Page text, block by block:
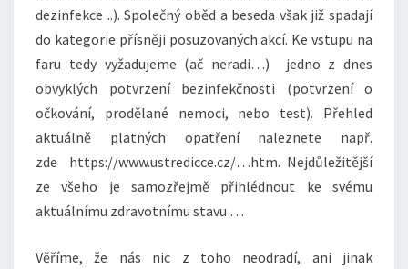
dezinfekce ..). Společný oběd a beseda však již spadají
do kategorie přísněji posuzovaných akcí. Ke vstupu na
faru tedy vyžadujeme (ač neradi…) jedno z dnes
obvyklých potvrzení bezinfekčnosti (potvrzení o
očkování, prodělané nemoci, nebo test). Přehled
aktuálně platných opatření naleznete např.
zde https://www.ustredicce.cz/…htm. Nejdůležitější
ze všeho je samozřejmě přihlédnout ke svému
aktuálnímu zdravotnímu stavu …
Věříme, že nás nic z toho neodradí, ani jinak